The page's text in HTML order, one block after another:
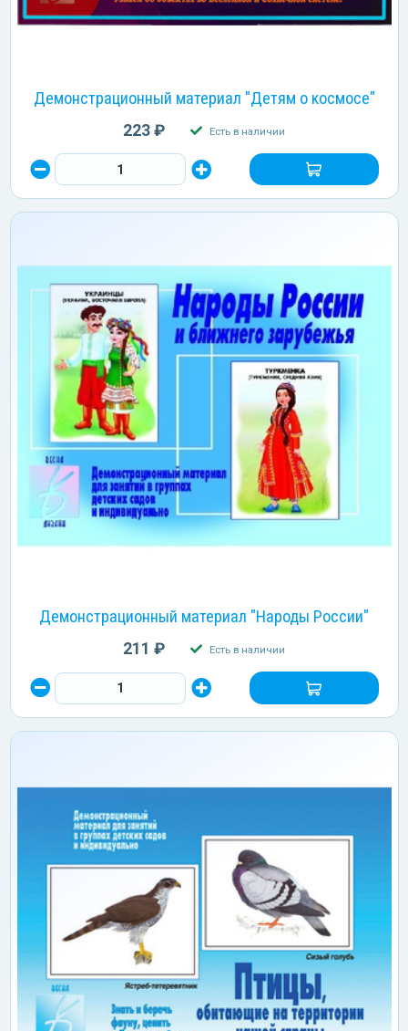
Демонстрационный материал "Детям о космосе"
223 ₽ Есть в наличии
Демонстрационный материал "Народы России"
211 ₽ Есть в наличии